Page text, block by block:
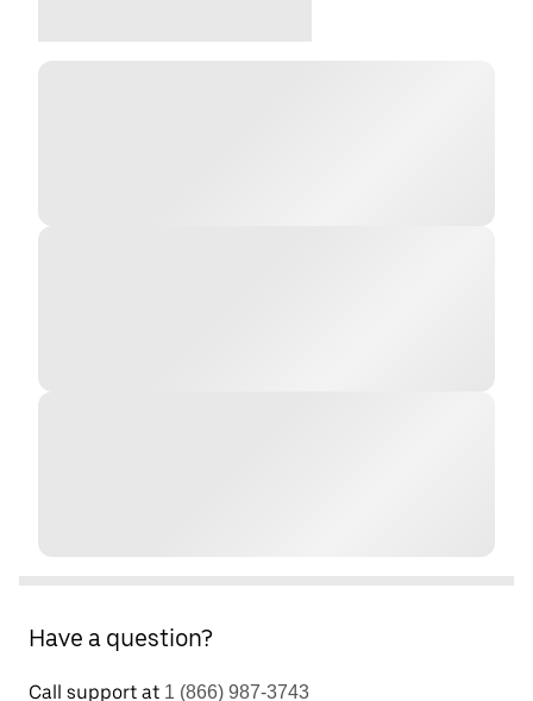
Have a question?
Call support at 1 (866) 987-3743